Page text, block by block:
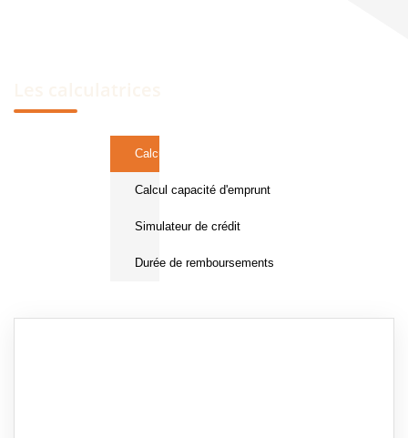
Calcul Frais de notaire
Calcul capacité d'emprunt
Simulateur de crédit
Durée de remboursements